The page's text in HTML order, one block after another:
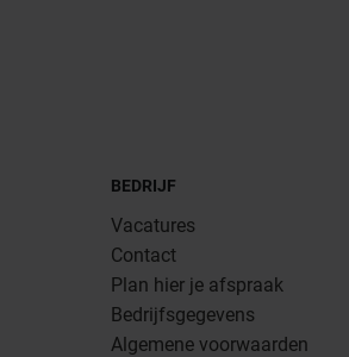
BEDRIJF
Vacatures
Contact
Plan hier je afspraak
Bedrijfsgegevens
Algemene voorwaarden